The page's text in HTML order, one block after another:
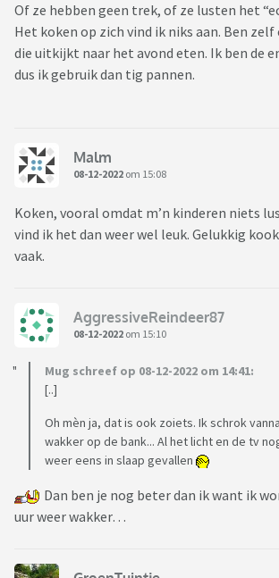
Of ze hebben geen trek, of ze lusten het
Het koken op zich vind ik niks aan. Ben
die uitkijkt naar het avond eten. Ik ben de
dus ik gebruik dan tig pannen.
Malm
08-12-2022 om 15:08
Koken, vooral omdat m’n kinderen niets
vind ik het dan weer wel leuk. Gelukkig
vaak.
AggressiveReindeer87
08-12-2022 om 15:10
Mug schreef op 08-12-2022 om 14:41:
[..]
Oh mèn ja, dat is ook zoiets. Ik schrok
wakker op de bank... Al het licht en de tv
weer eens in slaap gevallen
Dan ben je nog beter dan ik want ik
uur weer wakker…